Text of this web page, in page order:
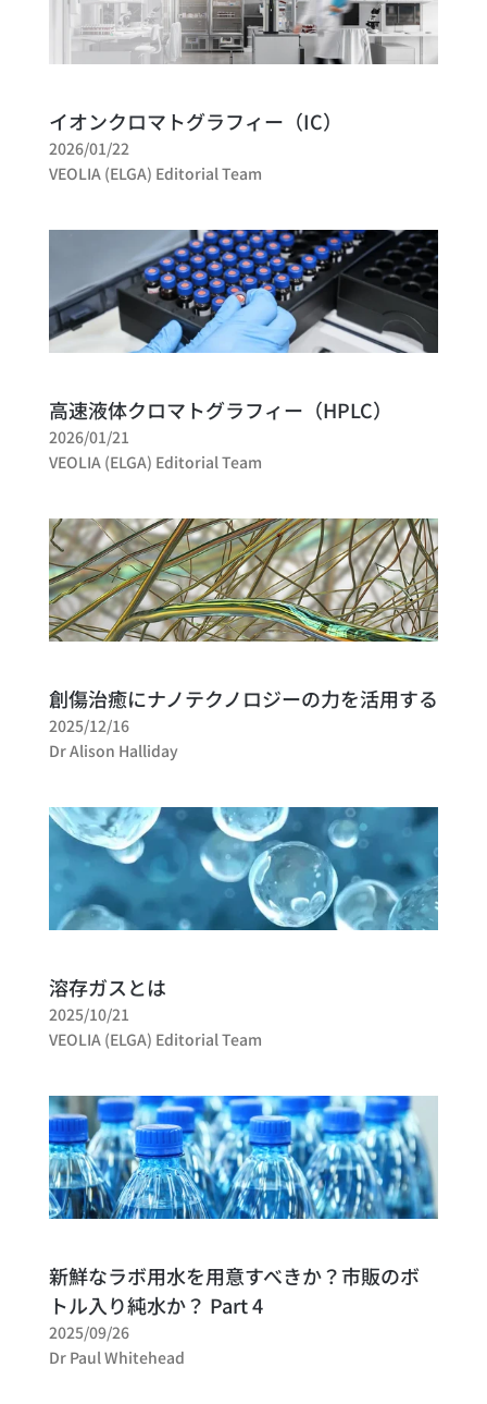
イオンクロマトグラフィー（IC）
2026/01/22
VEOLIA (ELGA) Editorial Team
高速液体クロマトグラフィー（HPLC）
2026/01/21
VEOLIA (ELGA) Editorial Team
創傷治癒にナノテクノロジーの力を活用する
2025/12/16
Dr Alison Halliday
溶存ガスとは
2025/10/21
VEOLIA (ELGA) Editorial Team
新鮮なラボ用水を用意すべきか？市販のボ
トル入り純水か？ Part 4
2025/09/26
Dr Paul Whitehead